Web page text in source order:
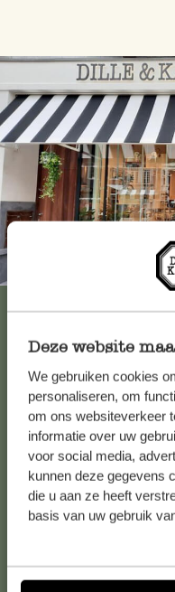
Deze website
We gebruiken cookies
personaliseren, om
om ons websiteverkeer
informatie over uw
voor social media,
kunnen deze gegevens
die u aan ze heeft
basis van uw gebruik
Immer in
Falls Sie Fragen haben
Sie sich bitte an unseren
die Antworten aufhäufig
Online-Kundenservice